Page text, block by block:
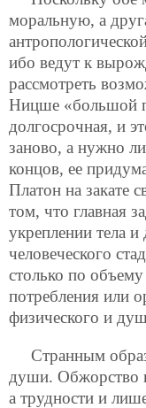
моральную, а
ибо ведут к
рассмотреть
Ницше «большой
долгосрочная, и
заново, а нужно
концов, ее
Платон на закате
том, что главная
укреплении тела
человеческого
столько по
потребления или
физического и
Странным
души. Обжорство
а трудности и